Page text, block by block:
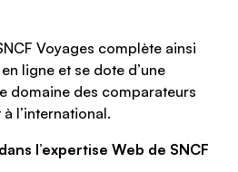
Voyages complète ainsi
ligne et se dote d’une
domaine des comparateurs
l’international.
l’expertise Web de SNCF